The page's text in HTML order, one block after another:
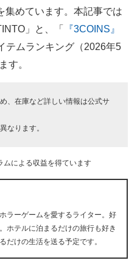
集めています。本記事では
」と、「
『3COINS』
テムランキング（2026年5
す。
、在庫など詳しい情報は公式サ
なります。
による収益を得ています
ラーゲームを愛するライター。好
ホテルに泊まるだけの旅行も好き
だけの生活を送る予定です。